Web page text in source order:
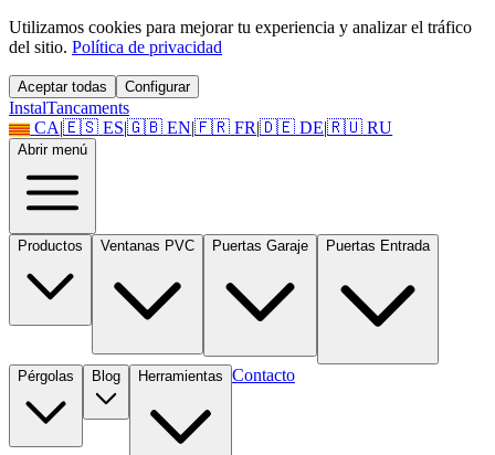
Utilizamos cookies para mejorar tu experiencia y analizar el tráfico
del sitio. Política de privacidad
Aceptar todas Configurar
InstalTancaments
CA|🇪🇸 ES|🇬🇧 EN|🇫🇷 FR|🇩🇪 DE|🇷🇺 RU
Abrir menú
Productos Ventanas PVC Puertas Garaje Puertas Entrada
Pérgolas Blog Herramientas Contacto